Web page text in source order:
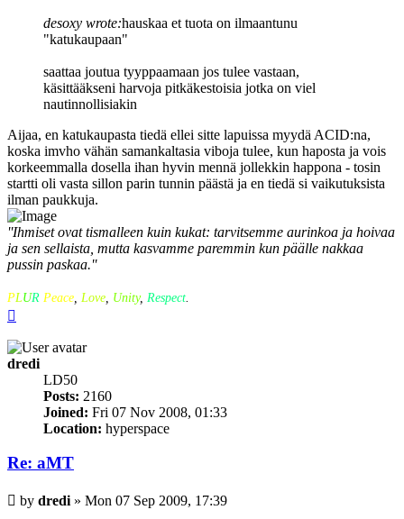
desoxy wrote:hauskaa et tuota on ilmaantunu
"katukaupaan"
saattaa joutua tyyppaamaan jos tulee vastaan,
käsittääkseni harvoja pitkäkestoisia jotka on viel
nautinnollisiakin
Aijaa, en katukaupasta tiedä ellei sitte lapuissa myydä ACID:na,
koska imvho vähän samankaltasia viboja tulee, kun haposta ja vois
korkeemmalla dosella ihan hyvin mennä jollekkin happona - tosin
startti oli vasta sillon parin tunnin päästä ja en tiedä si vaikutuksista
ilman paukkuja.
''Ihmiset ovat tismalleen kuin kukat: tarvitsemme aurinkoa ja hoivaa
ja sen sellaista, mutta kasvamme paremmin kun päälle nakkaa
pussin paskaa.''
PLUR Peace Love Unity, Respect
dredi
LD50
Posts: 2160
Joined: Fri 07 Nov 2008, 01:33
Location: hyperspace
Re: aMT
Post
by dredi » Mon 07 Sep 2009, 17:39